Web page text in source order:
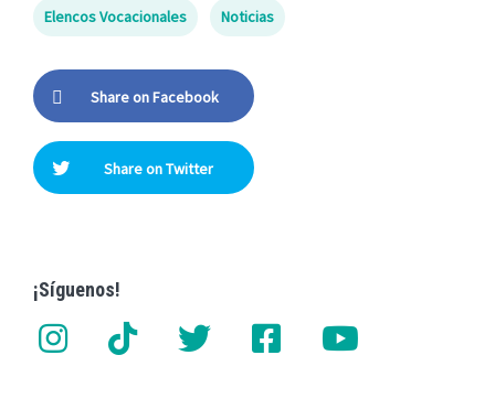
Elencos Vocacionales Noticias
Share on Facebook
Share on Twitter
¡Síguenos!